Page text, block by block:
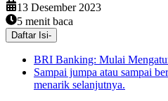
13 Desember 2023
5 menit baca
Daftar Isi-
BRI Banking: Mulai
Sampai jumpa atau sampai
menarik selanjutnya.